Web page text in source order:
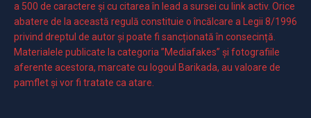
a 500 de caractere şi cu citarea în lead a sursei cu link activ. Orice
abatere de la această regulă constituie o încălcare a Legii 8/1996
privind dreptul de autor și poate fi sancționată în consecință.
Materialele publicate la categoria ”Mediafakes” și fotografiile
aferente acestora, marcate cu logoul Barikada, au valoare de
pamflet și vor fi tratate ca atare.